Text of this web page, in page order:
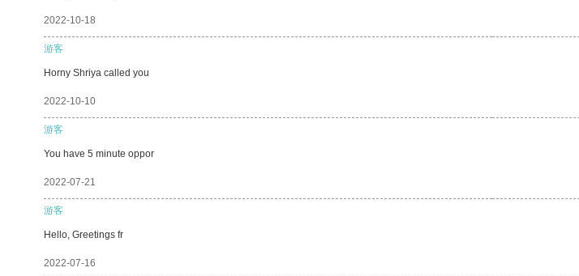
2022-10-18
游客
Horny Shriya called you
2022-10-10
游客
You have 5 minute oppor
2022-07-21
游客
Hello, Greetings fr
2022-07-16